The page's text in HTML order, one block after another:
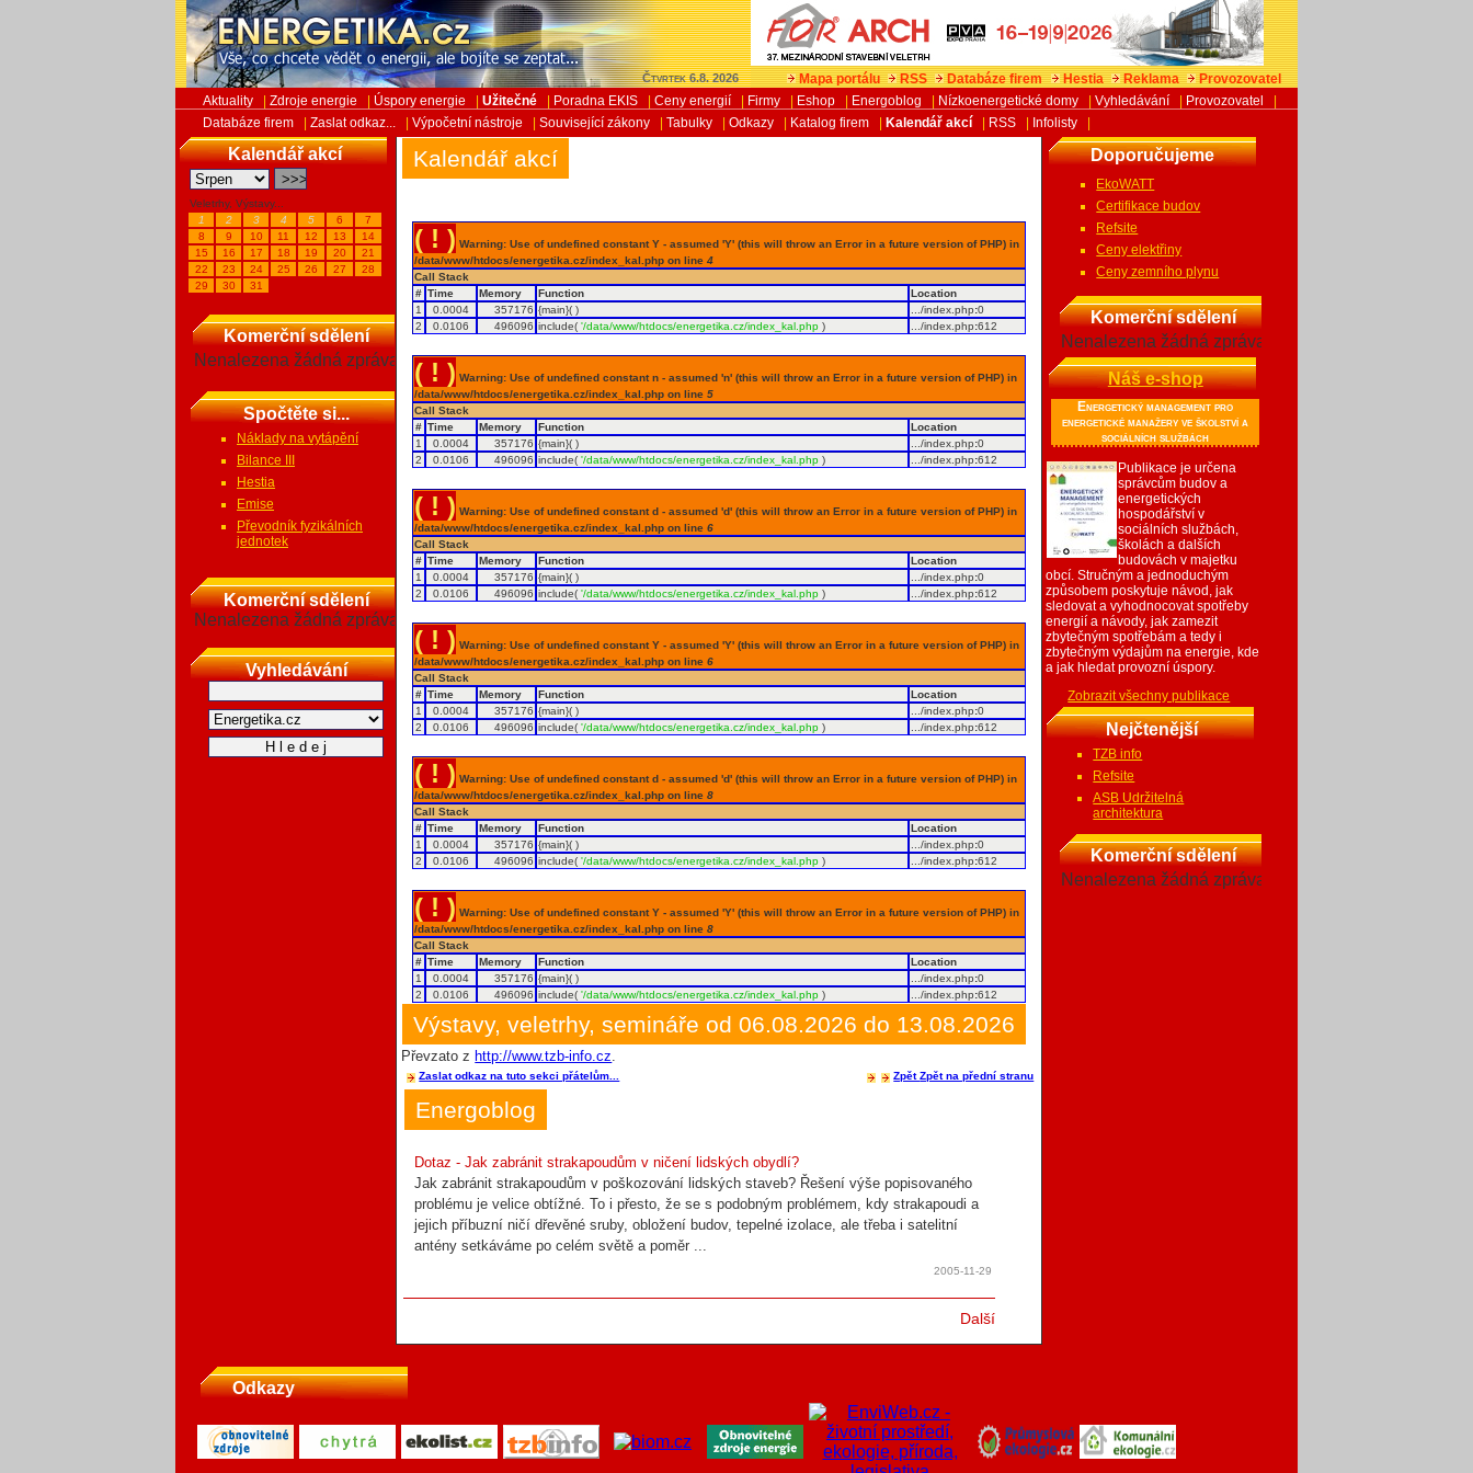
Čtvrtek 6.8. 2026 Mapa portálu RSS Databáze firem Hestia Reklama
Provozovatel
Aktuality
Zdroje energie Úspory energie Užitečné Poradna EKIS Ceny energií Firmy Eshop Energoblog Nízkoenergetické domy Vyhledávání Provozovatel
Databáze firem
Zaslat odkaz... Výpočetní nástroje Související zákony Tabulky Odkazy Katalog firem Kalendář akcí RSS Infolisty
Kalendář akcí
Veletrhy, Výstavy...
1
2 3 4 5 6
7
8
9 10 11 12 13
14
15
16 17 18 19 20
21
22
23 24 25 26 27
28
29
30 31
Komerční sdělení
Nenalezena žádná zpráva
Spočtěte si...
Náklady na vytápění
Bilance III
Hestia
Emise
Převodník fyzikálních
jednotek
Komerční sdělení
Nenalezena žádná zpráva
Vyhledávání
Kalendář akcí
( ! ) Warning: Use of undefined constant Y - assumed 'Y' (this will throw an Error in a future version of PHP) in
/data/www/htdocs/energetika.cz/index_kal.php on line4
Call Stack
# Time Memory Function
Location
1
0.0004 357176 {main}( ) .../index.php:0
2
0.0106 496096 include('/data/www/htdocs/energetika.cz/index_kal.php ) .../index.php:612
( ! ) Warning: Use of undefined constant n - assumed 'n' (this will throw an Error in a future version of PHP) in
/data/www/htdocs/energetika.cz/index_kal.php on line5
Call Stack
# Time Memory Function
Location
1
0.0004 357176 {main}( ) .../index.php:0
2
0.0106 496096 include('/data/www/htdocs/energetika.cz/index_kal.php ) .../index.php:612
( ! ) Warning: Use of undefined constant d - assumed 'd' (this will throw an Error in a future version of PHP) in
/data/www/htdocs/energetika.cz/index_kal.php on line6
Call Stack
# Time Memory Function
Location
1
0.0004 357176 {main}( ) .../index.php:0
2
0.0106 496096 include('/data/www/htdocs/energetika.cz/index_kal.php ) .../index.php:612
( ! ) Warning: Use of undefined constant Y - assumed 'Y' (this will throw an Error in a future version of PHP) in
/data/www/htdocs/energetika.cz/index_kal.php on line6
Call Stack
# Time Memory Function
Location
1
0.0004 357176 {main}( ) .../index.php:0
2
0.0106 496096 include('/data/www/htdocs/energetika.cz/index_kal.php ) .../index.php:612
( ! ) Warning: Use of undefined constant d - assumed 'd' (this will throw an Error in a future version of PHP) in
/data/www/htdocs/energetika.cz/index_kal.php on line8
Call Stack
# Time Memory Function
Location
1
0.0004 357176 {main}( ) .../index.php:0
2
0.0106 496096 include('/data/www/htdocs/energetika.cz/index_kal.php ) .../index.php:612
( ! ) Warning: Use of undefined constant Y - assumed 'Y' (this will throw an Error in a future version of PHP) in
/data/www/htdocs/energetika.cz/index_kal.php on line8
Call Stack
# Time Memory Function
Location
1
0.0004 357176 {main}( ) .../index.php:0
2
0.0106 496096 include('/data/www/htdocs/energetika.cz/index_kal.php ) .../index.php:612
Výstavy, veletrhy, semináře od 06.08.2026 do 13.08.2026
Převzato z http://www.tzb-info.cz.
Zaslat odkaz na tuto sekci přátelům... ZpětZpět na přední stranu
Energoblog
Dotaz - Jak zabránit strakapoudům v ničení lidských obydlí?
Jak zabránit strakapoudům v poškozování lidských staveb? Řešení výše popisovaného
problému je velice obtížné. To i přesto, že se s podobným problémem, kdy strakapoudi a
jejich příbuzní ničí dřevěné sruby, obložení budov, tepelné izolace, ale třeba i satelitní
antény setkáváme po celém světě a poměr ...
2005-11-29
Další
Doporučujeme
EkoWATT
Certifikace budov
Refsite
Ceny elektřiny
Ceny zemního plynu
Komerční sdělení
Nenalezena žádná zpráva
Náš e-shop
Energetický management pro
energetické manažery ve školství a
sociálních službách
Publikace je určena
správcům budov a
energetických
hospodářství v
sociálních službách,
školách a dalších
budovách v majetku
obcí. Stručným a jednoduchým
způsobem poskytuje návod, jak
sledovat a vyhodnocovat spotřeby
energií a návody, jak zamezit
zbytečným spotřebám a tedy i
zbytečným výdajům na energie, kde
a jak hledat provozní úspory.
Zobrazit všechny publikace
Nejčtenější
TZB info
Refsite
ASB Udržitelná
architektura
Komerční sdělení
Nenalezena žádná zpráva
Odkazy